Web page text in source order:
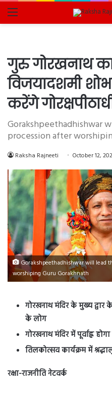
Menu
गुरु गोरखनाथ
विजयादशमी
करेंगे
Gorakshpeethadhishwar
procession after
Raksha Rajneeti October 12,
Gorakshpeethadhishwar will lead
worshiping Guru Gorakhnath
गोरखनाथ मंदिर के मुख्य
के लोग
गोरखनाथ मंदिर में पूर्वाह्न
तिलकोत्सव कार्यक्रम में
रक्षा-राजनीति नेटवर्क